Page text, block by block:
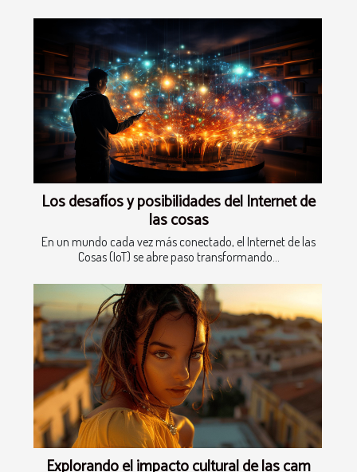
Los desafíos y posibilidades del Internet de
las cosas
En un mundo cada vez más conectado, el Internet de las
Cosas (IoT) se abre paso transformando...